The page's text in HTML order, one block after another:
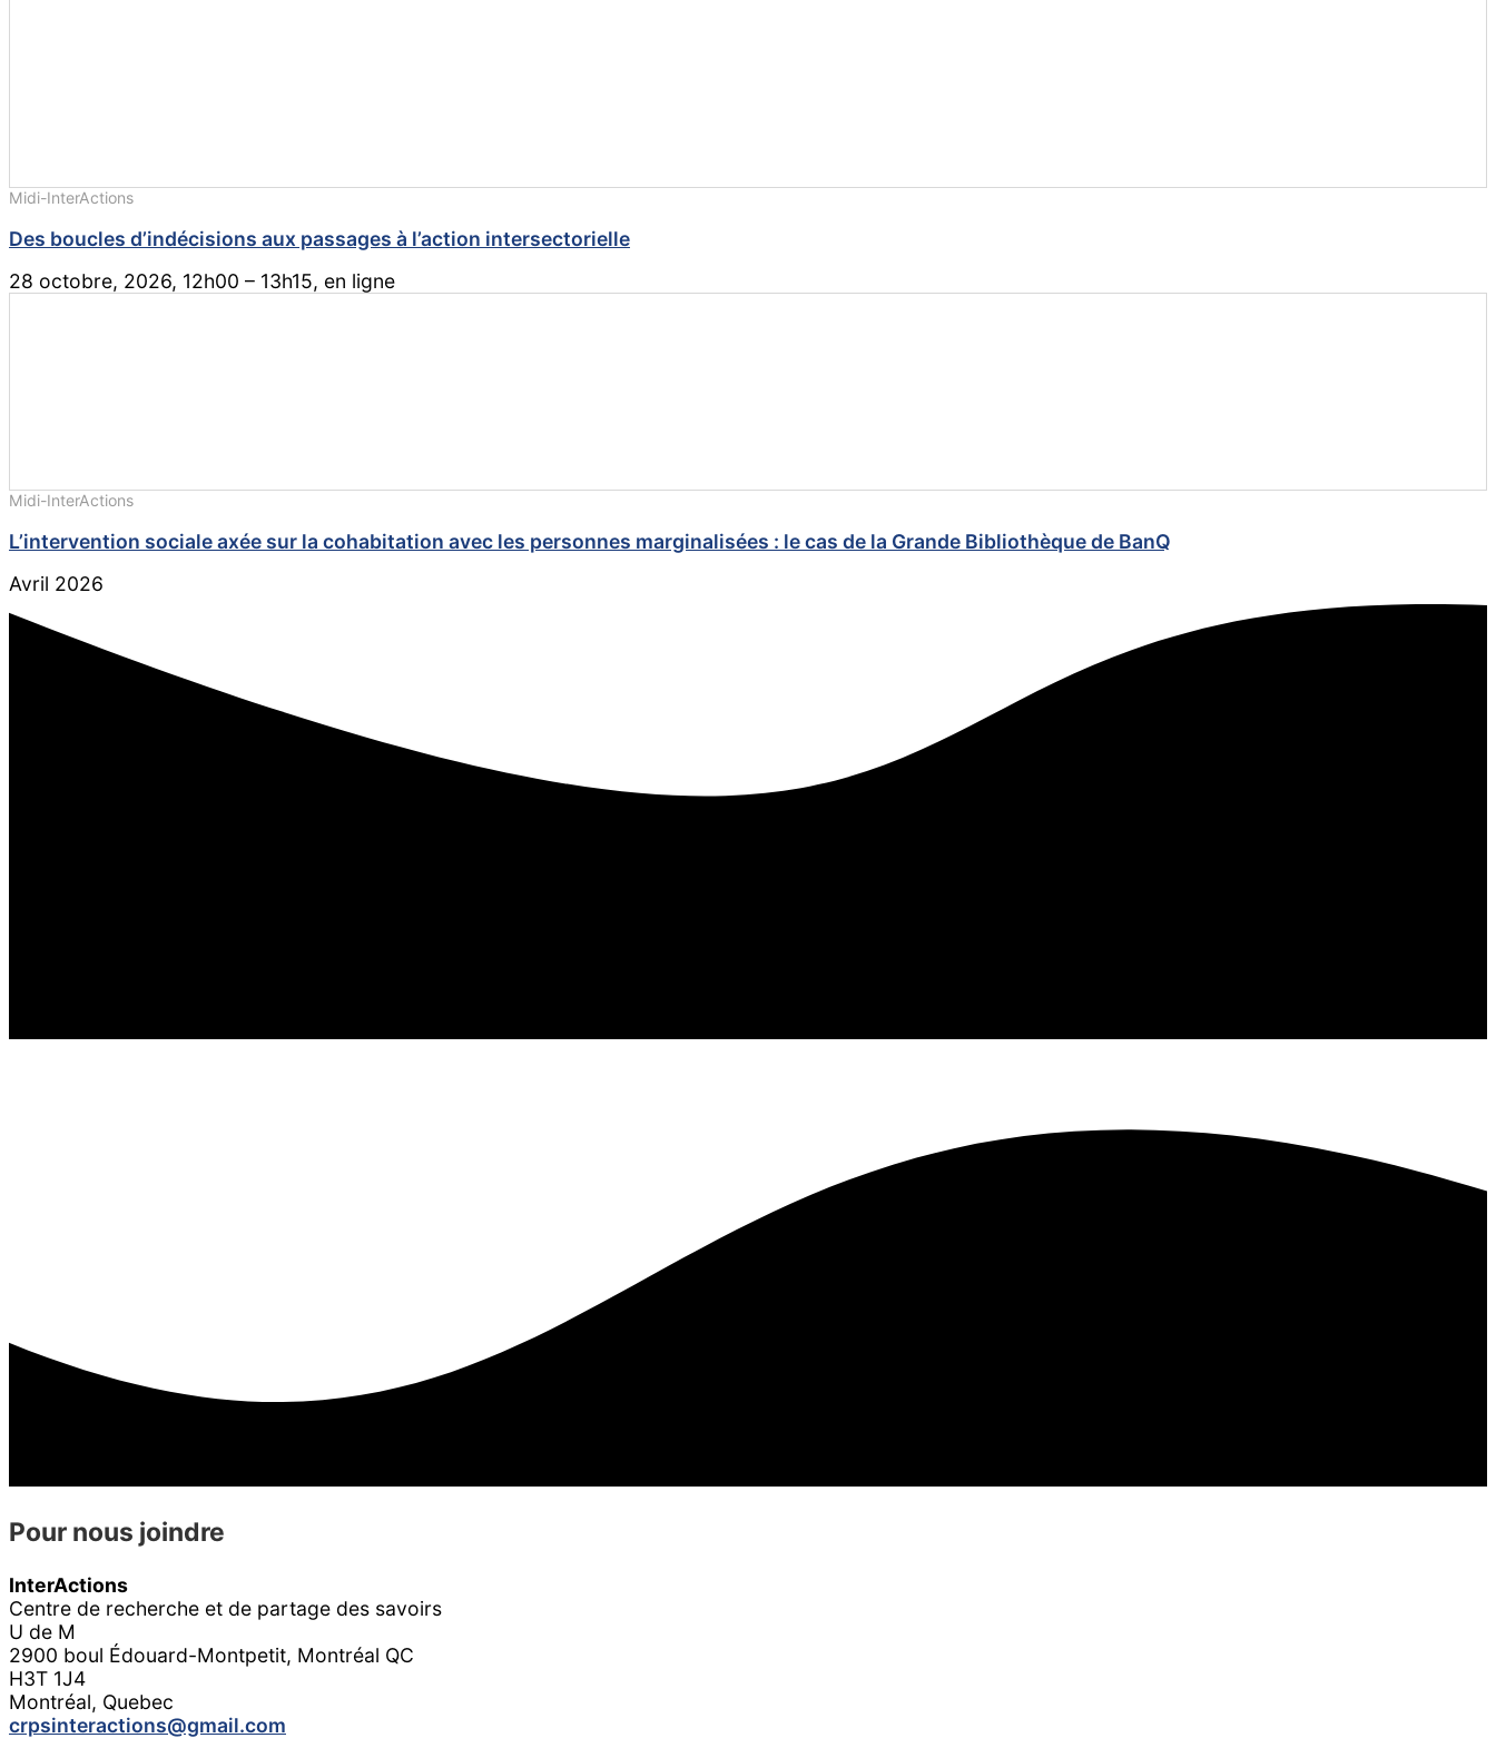
Midi-InterActions
Des boucles d’indécisions aux passages à l’action intersectorielle
28 octobre, 2026, 12h00 – 13h15, en ligne
Midi-InterActions
L’intervention sociale axée sur la cohabitation avec les personnes marginalisées : le cas de la Grande Bibliothèque de BanQ
Avril 2026
Pour nous joindre
InterActions
Centre de recherche et de partage des savoirs
U de M
2900 boul Édouard-Montpetit, Montréal QC
H3T 1J4
Montréal, Quebec
crpsinteractions@gmail.com